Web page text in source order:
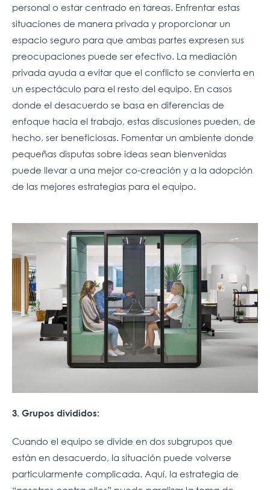
personal o estar centrado en tareas. Enfrentar estas
situaciones de manera privada y proporcionar un
espacio seguro para que ambas partes expresen sus
preocupaciones puede ser efectivo. La mediación
privada ayuda a evitar que el conflicto se convierta en
un espectáculo para el resto del equipo. En casos
donde el desacuerdo se basa en diferencias de
enfoque hacia el trabajo, estas discusiones pueden, de
hecho, ser beneficiosas. Fomentar un ambiente donde
pequeñas disputas sobre ideas sean bienvenidas
puede llevar a una mejor co-creación y a la adopción
de las mejores estrategias para el equipo.
3. Grupos divididos:
Cuando el equipo se divide en dos subgrupos que
están en desacuerdo, la situación puede volverse
particularmente complicada. Aquí, la estrategia de